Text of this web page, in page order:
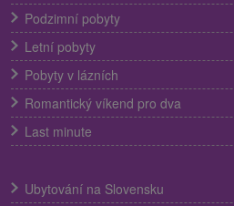
Podzimní pobyty
Letní pobyty
Pobyty v lázních
Romantický víkend pro dva
Last minute
Ubytování na Slovensku